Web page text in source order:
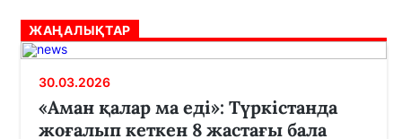
ЖАҢАЛЫҚТАР
30.03.2026
«Аман қалар ма еді»: Түркістанда
жоғалып кеткен 8 жастағы бала